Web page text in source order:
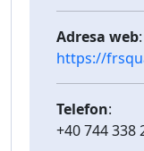
Adresa web:
https://
Telefon:
+40 744 338